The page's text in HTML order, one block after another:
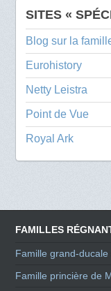
SITES «
Blog sur la
Eurohistory
Netty Leistra
Point de Vue
Royal Ark
FAMILLES
Famille grand-
Famille princière de